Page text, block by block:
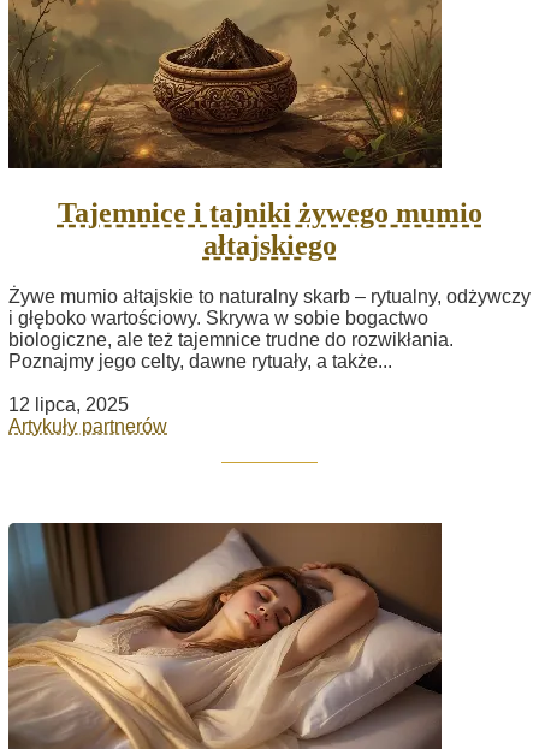
Tajemnice i tajniki żywego mumio
ałtajskiego
Żywe mumio ałtajskie to naturalny skarb – rytualny, odżywczy
i głęboko wartościowy. Skrywa w sobie bogactwo
biologiczne, ale też tajemnice trudne do rozwikłania.
Poznajmy jego celty, dawne rytuały, a także...
12 lipca, 2025
Artykuły partnerów